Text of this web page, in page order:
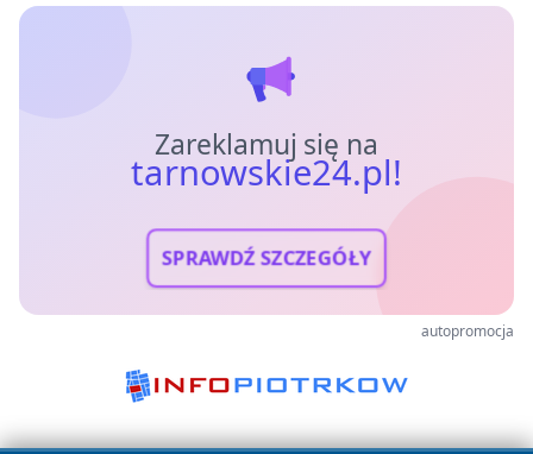
Zareklamuj się na
tarnowskie24.pl!
SPRAWDŹ SZCZEGÓŁY
autopromocja